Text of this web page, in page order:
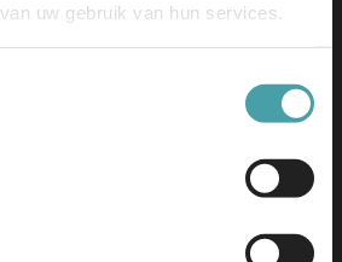
uw gebruik van hun services.